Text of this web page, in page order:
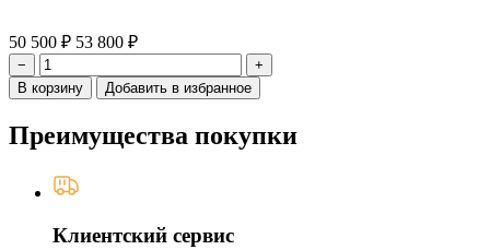
50 500 ₽ 53 800 ₽
−
+
В корзину
Добавить в избранное
Преимущества покупки
Клиентский сервис